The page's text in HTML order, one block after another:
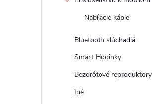
Nabíjacie káble
Bluetooth slúchadlá
Smart Hodinky
Bezdrôtové reproduktory
Iné